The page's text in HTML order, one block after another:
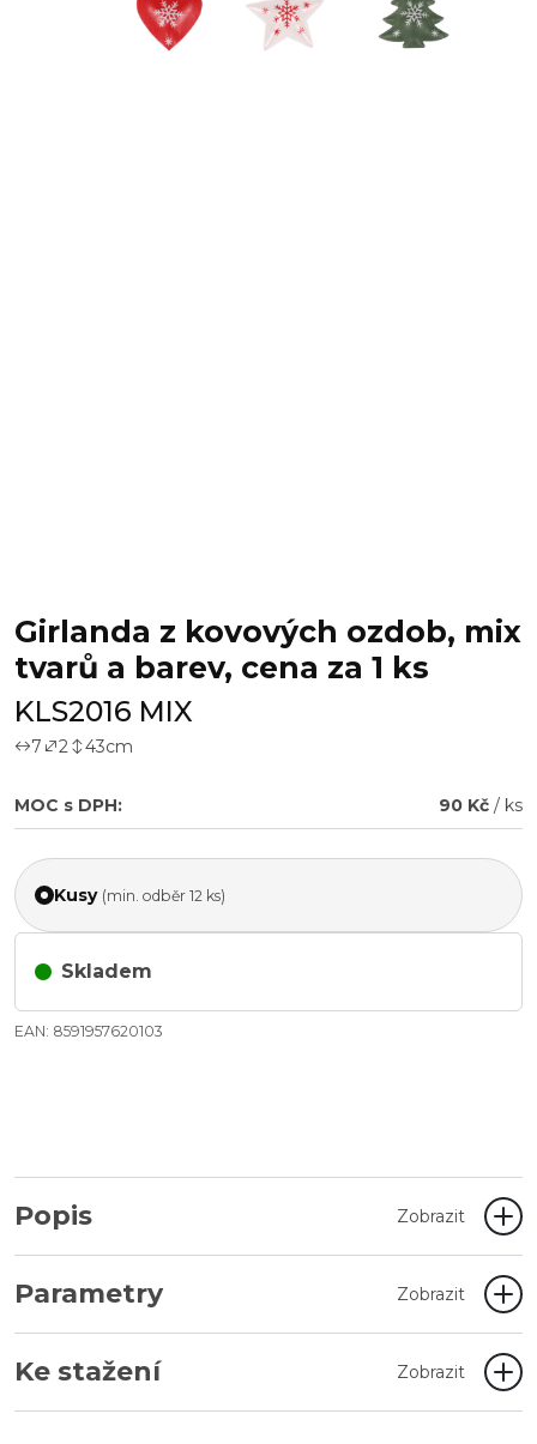
Girlanda z kovových ozdob, mix
tvarů a barev, cena za 1 ks
KLS2016 MIX
7 2 43cm
MOC s DPH: 90 Kč / ks
Kusy (min. odběr 12 ks)
Skladem
EAN: 8591957620103
Popis Zobrazit
Parametry Zobrazit
Ke stažení Zobrazit